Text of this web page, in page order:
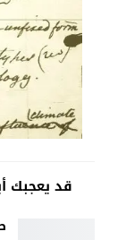
قد يعجبك